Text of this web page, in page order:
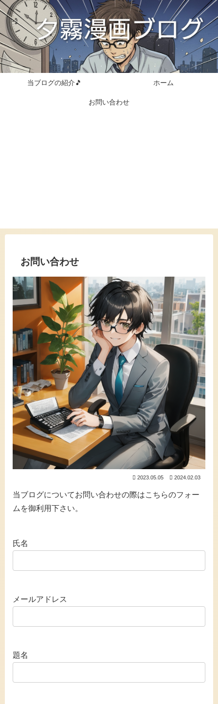
当ブログの紹介🎵 ホーム
お問い合わせ
お問い合わせ
2023.05.05 2024.02.03
当ブログについてお問い合わせの際はこちらのフォー
ムを御利用下さい。
氏名
メールアドレス
題名